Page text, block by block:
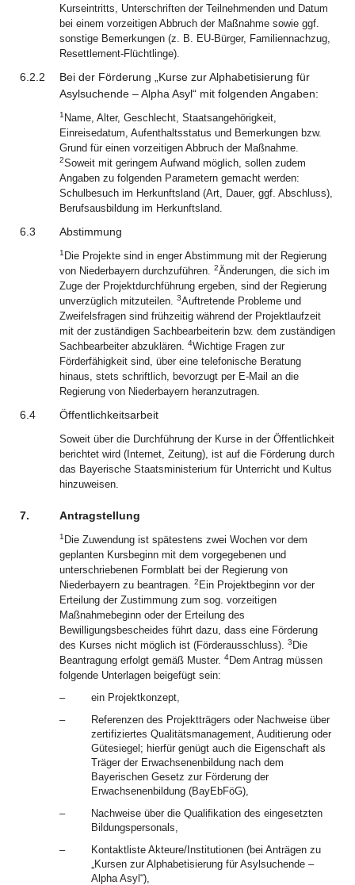
Kurseintritts, Unterschriften der Teilnehmenden und Datum
bei einem vorzeitigen Abbruch der Maßnahme sowie ggf.
sonstige Bemerkungen (z. B. EU-Bürger, Familiennachzug,
Resettlement-Flüchtlinge).
6.2.2
Bei der Förderung „Kurse zur Alphabetisierung für
Asylsuchende – Alpha Asyl“ mit folgenden Angaben:
1 Name, Alter, Geschlecht, Staatsangehörigkeit,
Einreisedatum, Aufenthaltsstatus und Bemerkungen bzw.
Grund für einen vorzeitigen Abbruch der Maßnahme.
2Soweit mit geringem Aufwand möglich, sollen zudem
Angaben zu folgenden Parametern gemacht werden:
Schulbesuch im Herkunftsland (Art, Dauer, ggf. Abschluss),
Berufsausbildung im Herkunftsland.
6.3 Abstimmung
1 Die Projekte sind in enger Abstimmung mit der Regierung
von Niederbayern durchzuführen. 2Änderungen, die sich im
Zuge der Projektdurchführung ergeben, sind der Regierung
unverzüglich mitzuteilen. 3Auftretende Probleme und
Zweifelsfragen sind frühzeitig während der Projektlaufzeit
mit der zuständigen Sachbearbeiterin bzw. dem zuständigen
Sachbearbeiter abzuklären. 4Wichtige Fragen zur
Förderfähigkeit sind, über eine telefonische Beratung
hinaus, stets schriftlich, bevorzugt per E-Mail an die
Regierung von Niederbayern heranzutragen.
6.4 Öffentlichkeitsarbeit
Soweit über die Durchführung der Kurse in der Öffentlichkeit
berichtet wird (Internet, Zeitung), ist auf die Förderung durch
das Bayerische Staatsministerium für Unterricht und Kultus
hinzuweisen.
7. Antragstellung
1 Die Zuwendung ist spätestens zwei Wochen vor dem
geplanten Kursbeginn mit dem vorgegebenen und
unterschriebenen Formblatt bei der Regierung von
Niederbayern zu beantragen. 2 Ein Projektbeginn vor der
Erteilung der Zustimmung zum sog. vorzeitigen
Maßnahmebeginn oder der Erteilung des
Bewilligungsbescheides führt dazu, dass eine Förderung
des Kurses nicht möglich ist (Förderausschluss). 3 Die
Beantragung erfolgt gemäß Muster. 4Dem Antrag müssen
folgende Unterlagen beigefügt sein:
–
ein Projektkonzept,
–
Referenzen des Projektträgers oder Nachweise über
zertifiziertes Qualitätsmanagement, Auditierung oder
Gütesiegel; hierfür genügt auch die Eigenschaft als
Träger der Erwachsenenbildung nach dem
Bayerischen Gesetz zur Förderung der
Erwachsenenbildung (BayEbFöG),
–
Nachweise über die Qualifikation des eingesetzten
Bildungspersonals,
–
Kontaktliste Akteure/Institutionen (bei Anträgen zu
„Kursen zur Alphabetisierung für Asylsuchende –
Alpha Asyl“),